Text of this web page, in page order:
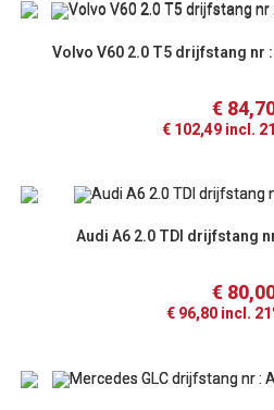
Volvo V60 2.0 T5 drijfstang nr
€
€ 102,49 incl.
Audi A6 2.0 TDI drijfstang
€
€ 96,80 incl.